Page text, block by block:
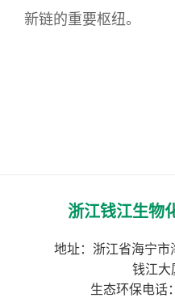
新链的重要枢纽。
浙江钱江生物
地址：浙江省海宁
钱江大
生态环保电话